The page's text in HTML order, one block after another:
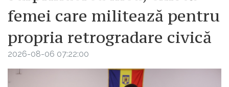
femei care militează pentru
propria retrogradare civică
2026-08-06 07:22:00